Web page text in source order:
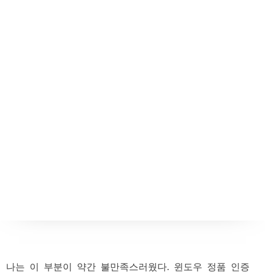
나는 이 부분이 약간 불만족스러웠다. 윈도우 정품 인증